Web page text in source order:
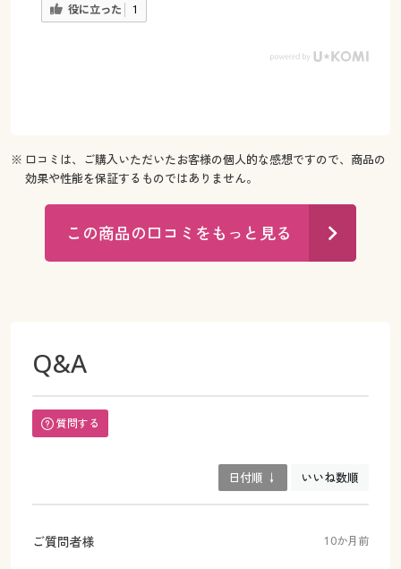
役に立った 1
※ 口コミは、ご購入いただいたお客様の個人的な感想ですので、商品の
効果や性能を保証するものではありません。
この商品の口コミをもっと見る
Q&A
質問する
日付順 ↓ いいね数順
ご質問者様 10か月前